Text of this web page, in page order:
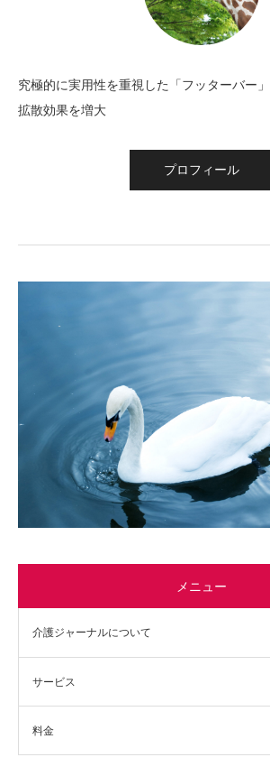
究極的に実用性を重視した「フッターバー
拡散効果を増大
プロフィール
メニュー
介護ジャーナルについて
サービス
料金